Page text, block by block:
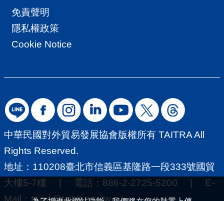
免責聲明
隱私權政策
Cookie Notice
中華民國對外貿易發展協會版權所有 TAITRA All
Rights Reserved.
地址：110208臺北市信義區基隆路一段333號國貿
大樓5-7樓 | 電話：886-2-2725-5200 | E-
Mail： taitra@taitra.org.tw